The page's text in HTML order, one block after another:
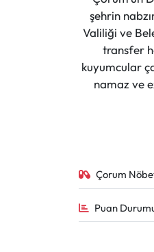
şehrin
Valiliği ve
transfer
kuyumcular
namaz ve
Çorum
Puan